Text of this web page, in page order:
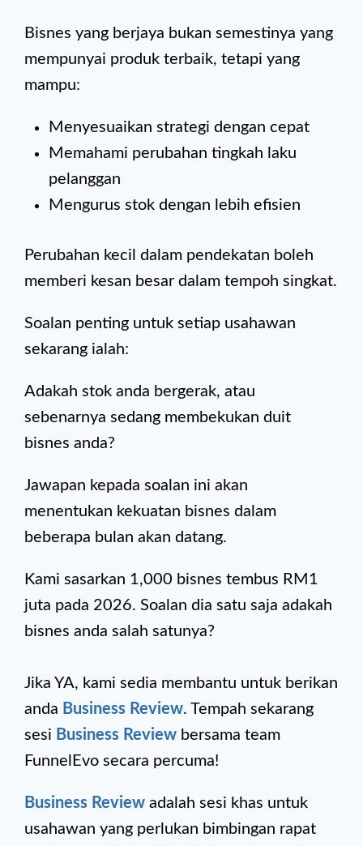
Bisnes yang berjaya bukan semestinya yang
mempunyai produk terbaik, tetapi yang
mampu:
Menyesuaikan strategi dengan cepat
Memahami perubahan tingkah laku
pelanggan
Mengurus stok dengan lebih efisien
Perubahan kecil dalam pendekatan boleh
memberi kesan besar dalam tempoh singkat.
Soalan penting untuk setiap usahawan
sekarang ialah:
Adakah stok anda bergerak, atau
sebenarnya sedang membekukan duit
bisnes anda?
Jawapan kepada soalan ini akan
menentukan kekuatan bisnes dalam
beberapa bulan akan datang.
Kami sasarkan 1,000 bisnes tembus RM1
juta pada 2026. Soalan dia satu saja adakah
bisnes anda salah satunya?
Jika YA, kami sedia membantu untuk berikan
anda Business Review. Tempah sekarang
sesi Business Review bersama team
FunnelEvo secara percuma!
Business Review adalah sesi khas untuk
usahawan yang perlukan bimbingan rapat